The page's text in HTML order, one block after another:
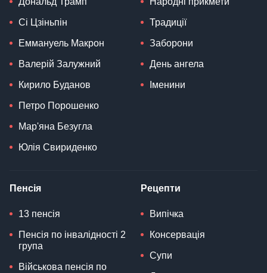
Сі Цзіньпін
Еммануель Макрон
Валерій Залужний
Кирило Буданов
Петро Порошенко
Мар'яна Безугла
Юлія Свириденко
Традиції
Заборони
День ангела
Іменини
Пенсія
13 пенсія
Пенсія по інвалідності 2
група
Військова пенсія по
Рецепти
Випічка
Консервація
Супи